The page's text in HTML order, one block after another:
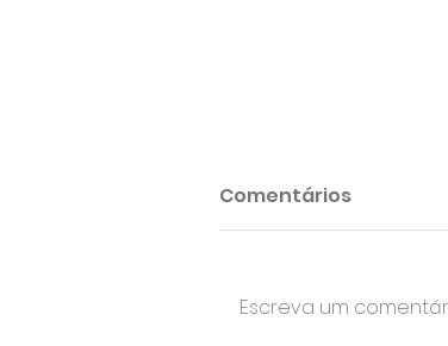
Comentários
Escreva um